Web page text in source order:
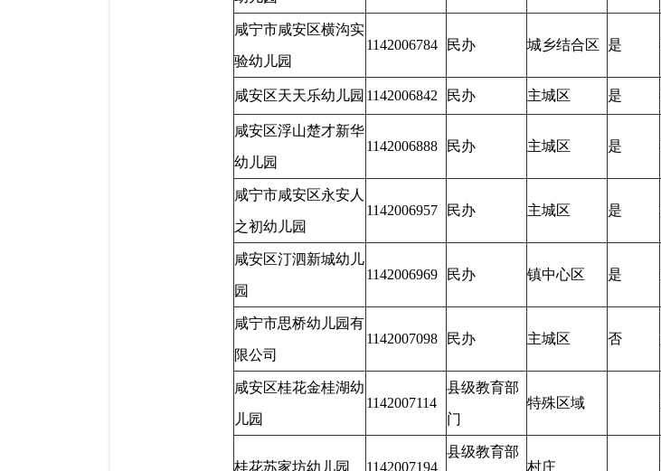
咸宁市咸安区横沟实
验幼儿园
1142006784 民办 城乡结合区 是
咸安区天天乐幼儿园 1142006842 民办 主城区 是
咸安区浮山楚才新华
幼儿园
1142006888 民办 主城区 是
咸宁市咸安区永安人
之初幼儿园
1142006957 民办 主城区 是
咸安区汀泗新城幼儿
园
1142006969 民办 镇中心区 是
咸宁市思桥幼儿园有
限公司
1142007098 民办 主城区 否
咸安区桂花金桂湖幼
儿园
1142007114
县级教育部
门
特殊区域
桂花苏家坊幼儿园 1142007194
县级教育部
村庄